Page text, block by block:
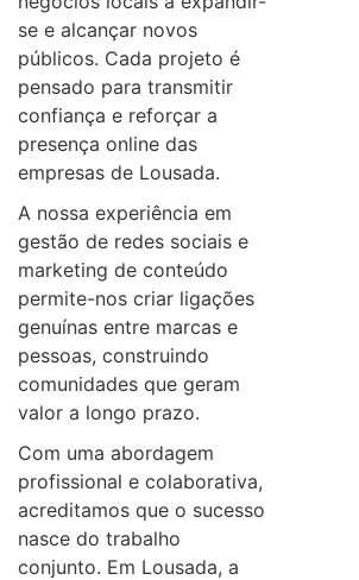
se e alcançar novos
públicos. Cada projeto é
pensado para transmitir
confiança e reforçar a
presença online das
empresas de Lousada.
A nossa experiência em
gestão de redes sociais e
marketing de conteúdo
permite-nos criar ligações
genuínas entre marcas e
pessoas, construindo
comunidades que geram
valor a longo prazo.
Com uma abordagem
profissional e colaborativa,
acreditamos que o sucesso
nasce do trabalho
conjunto. Em Lousada, a